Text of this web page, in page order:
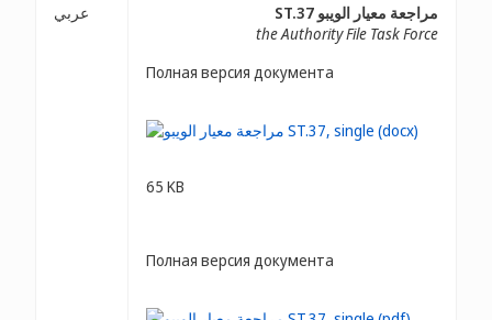
عربي
مراجعة معيار الويبو ST.37
the Authority File Task Force
Полная версия документа
65 KB
Полная версия документа